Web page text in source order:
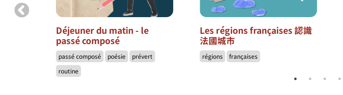
Déjeuner du matin - le
passé composé
passé composé poésie
prévert
routine
Les régions françaises 認識
法國城市
régions françaises